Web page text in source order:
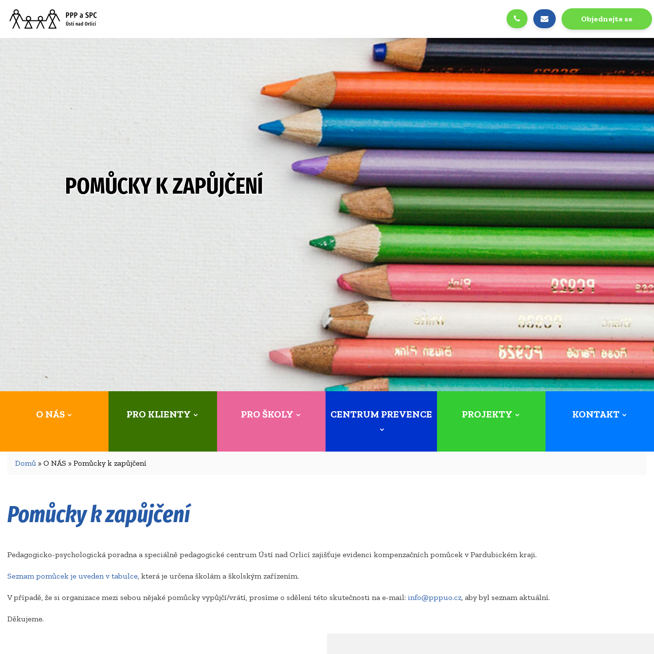
Objednejte se
POMŮCKY K ZAPŮJČENÍ
O NÁS PRO KLIENTY PRO ŠKOLY CENTRUM PREVENCE PROJEKTY KONTAKT
Domů » O NÁS » Pomůcky k zapůjčení
Pomůcky k zapůjčení
Pedagogicko-psychologická poradna a speciálně pedagogické centrum Ústí nad Orlicí zajišťuje evidenci kompenzačních pomůcek v Pardubickém kraji.
Seznam pomůcek je uveden v tabulce , která je určena školám a školským zařízením.
V případě, že si organizace mezi sebou nějaké pomůcky vypůjčí/vrátí, prosíme o sdělení této skutečnosti na e-mail: info@pppuo.cz, aby byl seznam aktuální.
Děkujeme.